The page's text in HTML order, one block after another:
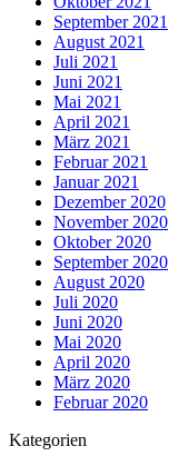
September 2021
August 2021
Juli 2021
Juni 2021
Mai 2021
April 2021
März 2021
Februar 2021
Januar 2021
Dezember 2020
November 2020
Oktober 2020
September 2020
August 2020
Juli 2020
Juni 2020
Mai 2020
April 2020
März 2020
Februar 2020
Kategorien